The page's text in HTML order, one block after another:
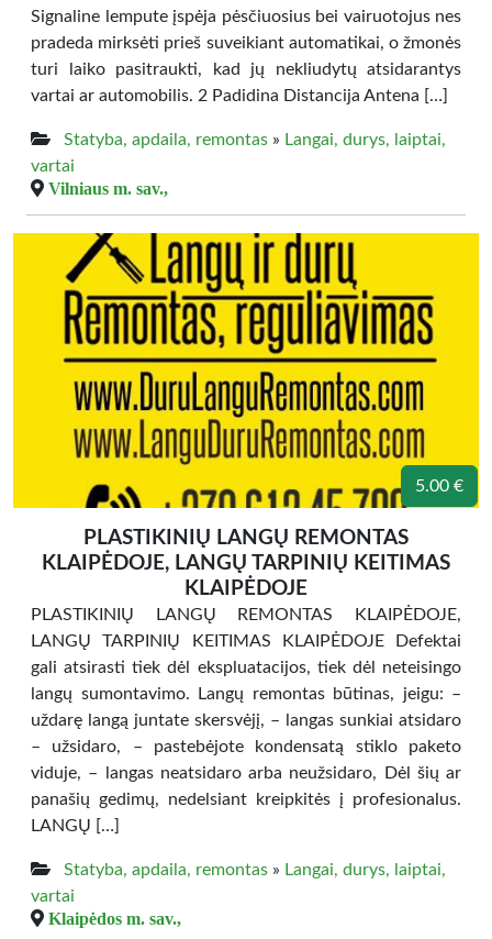
Signaline lempute įspėja pėsčiuosius bei vairuotojus nes
pradeda mirksėti prieš suveikiant automatikai, o žmonės
turi laiko pasitraukti, kad jų nekliudytų atsidarantys
vartai ar automobilis. 2 Padidina Distancija Antena […]
Statyba, apdaila, remontas » Langai, durys, laiptai,
vartai
Vilniaus m. sav.,
5.00 €
PLASTIKINIŲ LANGŲ REMONTAS
KLAIPĖDOJE, LANGŲ TARPINIŲ KEITIMAS
KLAIPĖDOJE
PLASTIKINIŲ LANGŲ REMONTAS KLAIPĖDOJE,
LANGŲ TARPINIŲ KEITIMAS KLAIPĖDOJE Defektai
gali atsirasti tiek dėl ekspluatacijos, tiek dėl neteisingo
langų sumontavimo. Langų remontas būtinas, jeigu: –
uždarę langą juntate skersvėjį, – langas sunkiai atsidaro
– užsidaro, – pastebėjote kondensatą stiklo paketo
viduje, – langas neatsidaro arba neužsidaro, Dėl šių ar
panašių gedimų, nedelsiant kreipkitės į profesionalus.
LANGŲ […]
Statyba, apdaila, remontas » Langai, durys, laiptai,
vartai
Klaipėdos m. sav.,